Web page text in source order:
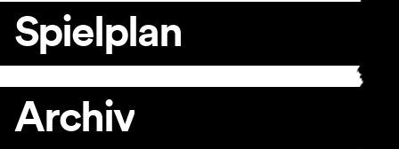
Spielplan
Archiv